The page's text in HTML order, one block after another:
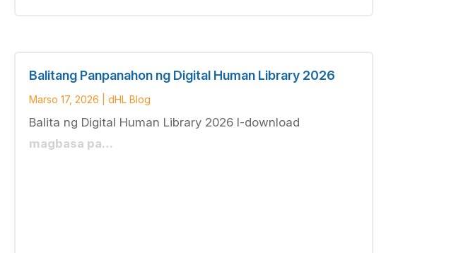
Balitang Panpanahon ng Digital Human Library 2026
Marso 17, 2026 dHL Blog
Balita ng Digital Human Library 2026 I-download
magbasa pa…